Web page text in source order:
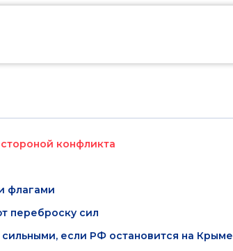
конфликта
флагами
переброску сил
если РФ остановится на Крыме